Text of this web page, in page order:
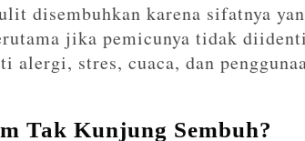
disembuhkan karena sifatnya
jika pemicunya tidak
alergi, stres, cuaca, dan
Tak Kunjung Sembuh?